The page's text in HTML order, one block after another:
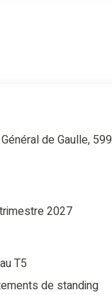
de Gaulle,
2027
T5
de standing